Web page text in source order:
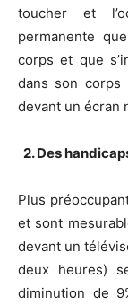
toucher et
permanente
corps et que
dans son
devant un écran
2. Des
Plus
et sont
devant un
deux heures)
diminution de